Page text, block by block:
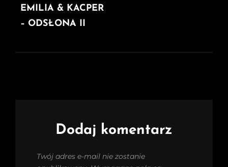
POST
EMILIA & KACPER
– ODSŁONA II
Dodaj komentarz
Twój adres e-mail nie zostanie